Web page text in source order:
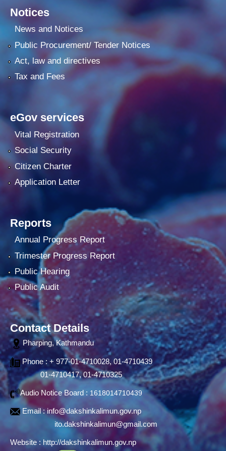
Notices
News and Notices
Public Procurement/ Tender Notices
Act, law and directives
Tax and Fees
eGov services
Vital Registration
Social Security
Citizen Charter
Application Letter
Reports
Annual Progress Report
Trimester Progress Report
Public Hearing
Public Audit
Contact Details
Pharping, Kathmandu
Phone : + 977-01-4710028, 01-4710439
01-4710417, 01-4710325
Audio Notice Board : 1618014710439
Email :info@dakshinkalimun.gov.np
ito.dakshinkalimun@gmail.com
Website : http://dakshinkalimun.gov.np